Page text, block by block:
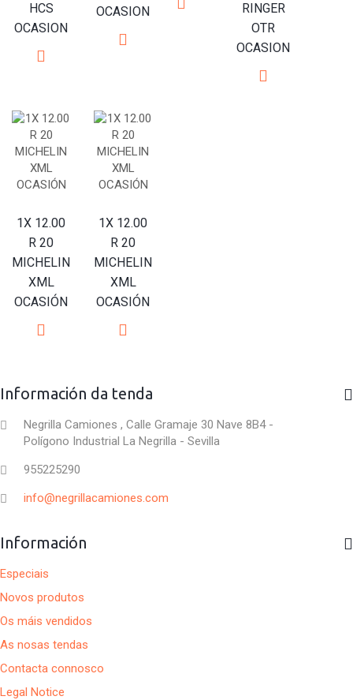
HCS
OCASION
OCASION
RINGER
OTR
OCASION
1X 12.00
R 20
MICHELIN
XML
OCASIÓN
1X 12.00
R 20
MICHELIN
XML
OCASIÓN
Información da tenda
Negrilla Camiones , Calle Gramaje 30 Nave 8B4 -
Polígono Industrial La Negrilla - Sevilla
955225290
info@negrillacamiones.com
Información
Especiais
Novos produtos
Os máis vendidos
As nosas tendas
Contacta connosco
Legal Notice